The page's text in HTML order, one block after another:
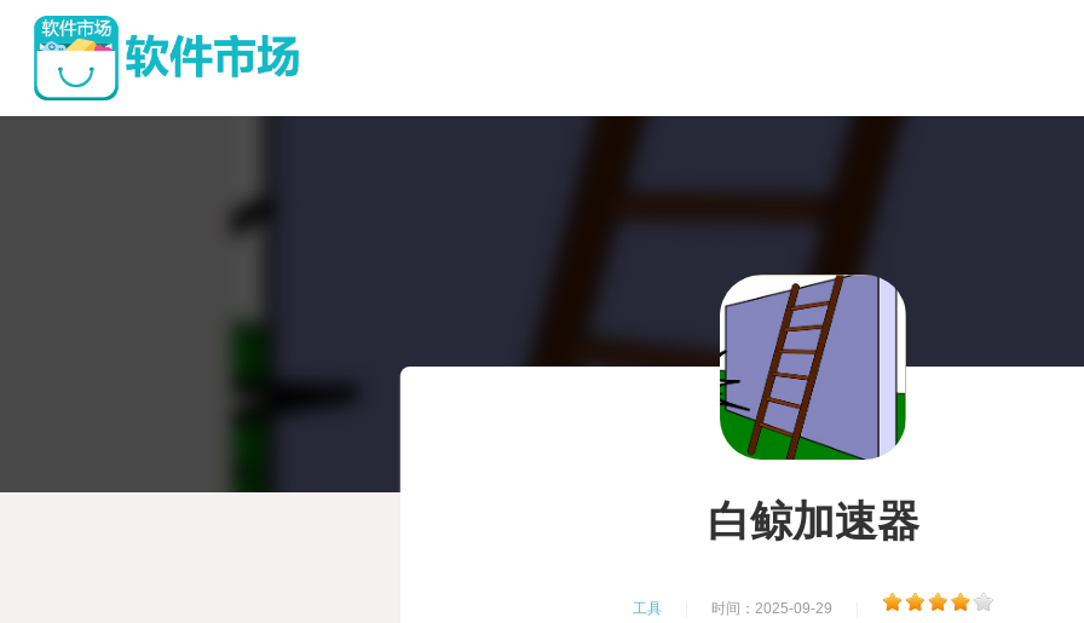
白鲸加速器
工具 时间：2025-09-29